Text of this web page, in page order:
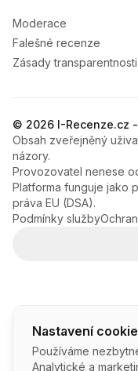
Nastavení
Používáme
Analytické a
Moderace
Falešné recenze
Zásady transparentnosti
© 2026 I-Recenze.cz
Obsah zveřejněný
názory.
Provozovatel nenese
Platforma funguje jako
práva EU (DSA).
Podmínky služby